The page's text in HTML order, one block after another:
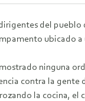
del pueblo
ubicado a
ninguna
contra la gente
la cocina, el